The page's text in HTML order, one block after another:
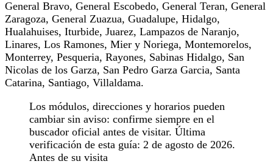
General Bravo, General Escobedo, General Teran, General
Zaragoza, General Zuazua, Guadalupe, Hidalgo,
Hualahuises, Iturbide, Juarez, Lampazos de Naranjo,
Linares, Los Ramones, Mier y Noriega, Montemorelos,
Monterrey, Pesqueria, Rayones, Sabinas Hidalgo, San
Nicolas de los Garza, San Pedro Garza Garcia, Santa
Catarina, Santiago, Villaldama.
Los módulos, direcciones y horarios pueden
cambiar sin aviso: confirme siempre en el
buscador oficial antes de visitar. Última
verificación de esta guía: 2 de agosto de 2026.
Antes de su visita